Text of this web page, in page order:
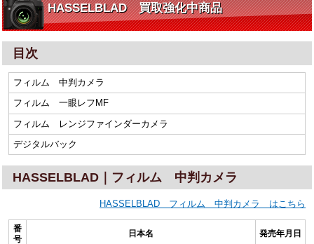
HASSELBLAD 買取強化中商品
目次
フィルム 中判カメラ
フィルム 一眼レフMF
フィルム レンジファインダーカメラ
デジタルバック
HASSELBLAD｜フィルム 中判カメラ
HASSELBLAD フィルム 中判カメラ はこちら
番
号
日本名 発売年月日